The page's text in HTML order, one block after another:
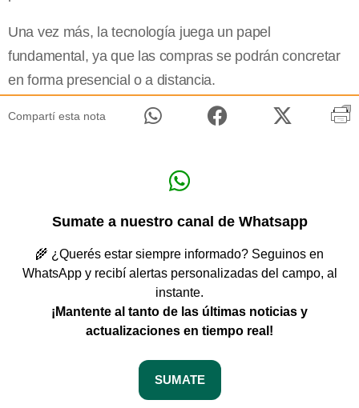
Una vez más, la tecnología juega un papel
fundamental, ya que las compras se podrán concretar
en forma presencial o a distancia.
Compartí esta nota
Sumate a nuestro canal de Whatsapp
🌾 ¿Querés estar siempre informado? Seguinos en
WhatsApp y recibí alertas personalizadas del campo, al
instante.
¡Mantente al tanto de las últimas noticias y
actualizaciones en tiempo real!
SUMATE